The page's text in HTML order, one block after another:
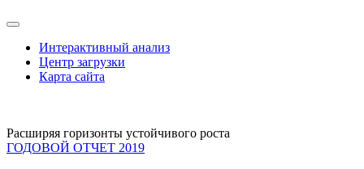
Интерактивный анализ
Центр загрузки
Карта сайта
Расширяя горизонты устойчивого роста
ГОДОВОЙ ОТЧЕТ 2019